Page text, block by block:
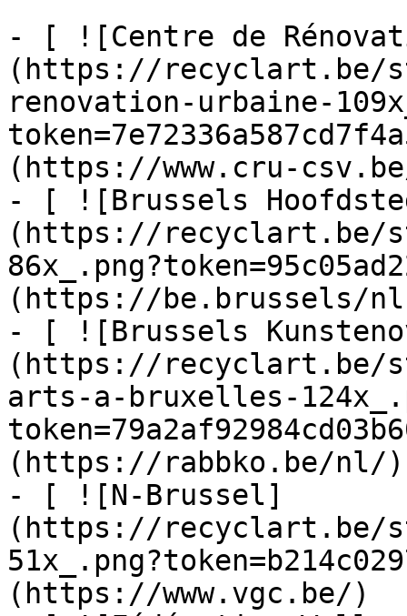
- [ ![Centre de
(https://recyclart.be/
renovation-urbaine-
(https://www.cru-
- [ ![Brussels
(https://recyclart.be/
(https://be.brussels/
- [ ![Brussels
(https://recyclart.be/
arts-a-bruxelles-
(https://rabbko.be/nl/)
- [ ![N-Brussel]
(https://recyclart.be/
(https://www.vgc.be/)